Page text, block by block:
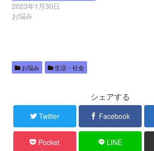
2023年1月30日
お悩み
お悩み 生活・社会
シェアする
Twitter Facebook
Pocket LINE